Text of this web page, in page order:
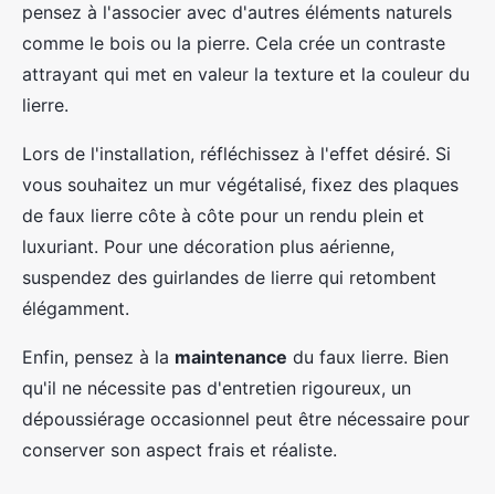
pensez à l'associer avec d'autres éléments naturels
comme le bois ou la pierre. Cela crée un contraste
attrayant qui met en valeur la texture et la couleur du
lierre.
Lors de l'installation, réfléchissez à l'effet désiré. Si
vous souhaitez un mur végétalisé, fixez des plaques
de faux lierre côte à côte pour un rendu plein et
luxuriant. Pour une décoration plus aérienne,
suspendez des guirlandes de lierre qui retombent
élégamment.
Enfin, pensez à la maintenance du faux lierre. Bien
qu'il ne nécessite pas d'entretien rigoureux, un
dépoussiérage occasionnel peut être nécessaire pour
conserver son aspect frais et réaliste.